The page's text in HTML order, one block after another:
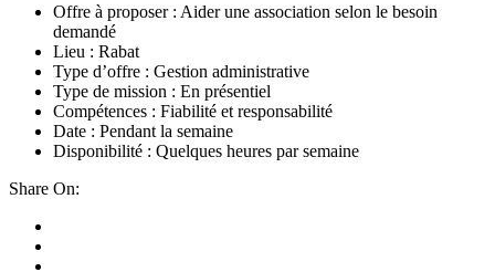
Offre à proposer : Aider une association selon le besoin
demandé
Lieu : Rabat
Type d’offre : Gestion administrative
Type de mission : En présentiel
Compétences : Fiabilité et responsabilité
Date : Pendant la semaine
Disponibilité : Quelques heures par semaine
Share On: